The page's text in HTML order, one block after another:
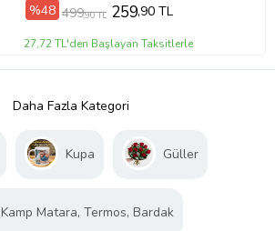
%48 499,90 TL 259,90 TL
27,72 TL'den Başlayan Taksitlerle
Daha Fazla Kategori
Kupa Güller
Kamp Matara, Termos, Bardak